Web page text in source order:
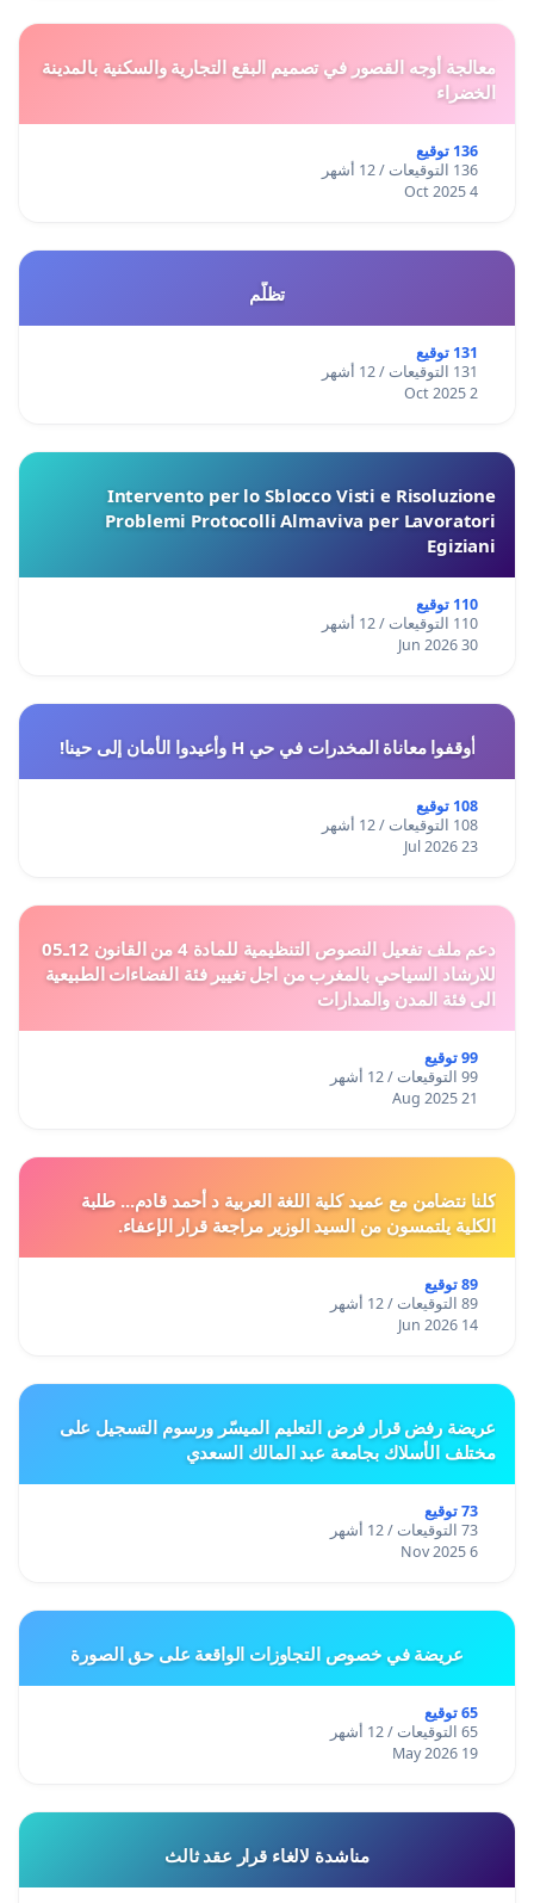
معالجة أوجه القصور في تصميم البقع التجارية والسكنية بالمدينة
الخضراء
136 توقيع
136 التوقيعات / 12 أشهر
4 Oct 2025
تظلّم
131 توقيع
131 التوقيعات / 12 أشهر
2 Oct 2025
Intervento per lo Sblocco Visti e Risoluzione
Problemi Protocolli Almaviva per Lavoratori
Egiziani
110 توقيع
110 التوقيعات / 12 أشهر
30 Jun 2026
أوقفوا معاناة المخدرات في حي H وأعيدوا الأمان إلى حينا!
108 توقيع
108 التوقيعات / 12 أشهر
23 Jul 2026
دعم ملف تفعيل النصوص التنظيمية للمادة 4 من القانون 12ـ05
للارشاد السياحي بالمغرب من اجل تغيير فئة الفضاءات الطبيعية
الى فئة المدن والمدارات
99 توقيع
99 التوقيعات / 12 أشهر
21 Aug 2025
كلنا نتضامن مع عميد كلية اللغة العربية د أحمد قادم... طلبة
الكلية يلتمسون من السيد الوزير مراجعة قرار الإعفاء.
89 توقيع
89 التوقيعات / 12 أشهر
14 Jun 2026
عريضة رفض قرار فرض التعليم الميسّر ورسوم التسجيل على
مختلف الأسلاك بجامعة عبد المالك السعدي
73 توقيع
73 التوقيعات / 12 أشهر
6 Nov 2025
عريضة في خصوص التجاوزات الواقعة على حق الصورة
65 توقيع
65 التوقيعات / 12 أشهر
19 May 2026
مناشدة لالغاء قرار عقد ثالث